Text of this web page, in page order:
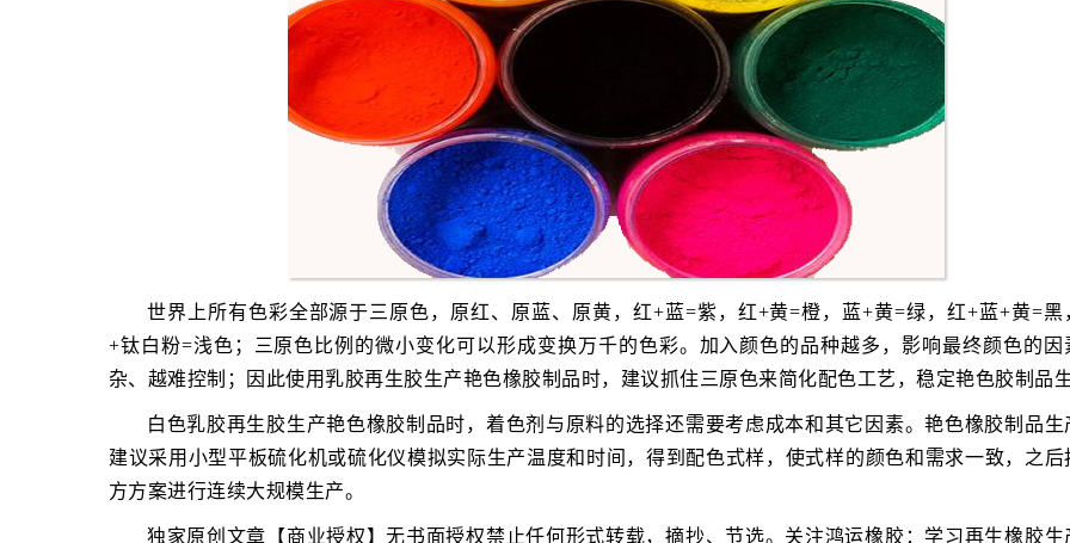
世界上所有色彩全部源于三原色，原红、原蓝、原黄，红+蓝=紫，红+黄=橙，蓝+黄=绿，红+蓝+黄=黑
+钛白粉=浅色；三原色比例的微小变化可以形成变换万千的色彩。加入颜色的品种越多，影响最终颜色的因
杂、越难控制；因此使用乳胶再生胶生产艳色橡胶制品时，建议抓住三原色来简化配色工艺，稳定艳色胶制品
白色乳胶再生胶生产艳色橡胶制品时，着色剂与原料的选择还需要考虑成本和其它因素。艳色橡胶制品生
建议采用小型平板硫化机或硫化仪模拟实际生产温度和时间，得到配色式样，使式样的颜色和需求一致，之后
方方案进行连续大规模生产。
独家原创文章【商业授权】无书面授权禁止任何形式转载，摘抄、节选。关注鸿运橡胶：学习再生橡胶生